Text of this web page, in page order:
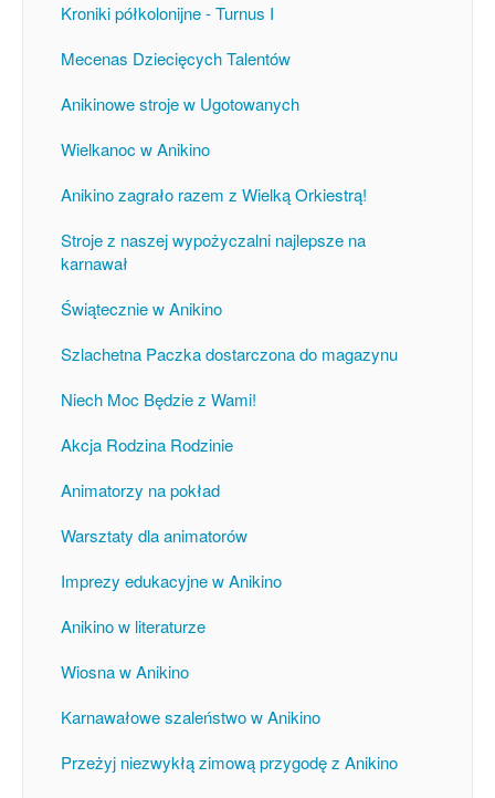
Kroniki półkolonijne - Turnus I
Mecenas Dziecięcych Talentów
Anikinowe stroje w Ugotowanych
Wielkanoc w Anikino
Anikino zagrało razem z Wielką Orkiestrą!
Stroje z naszej wypożyczalni najlepsze na
karnawał
Świątecznie w Anikino
Szlachetna Paczka dostarczona do magazynu
Niech Moc Będzie z Wami!
Akcja Rodzina Rodzinie
Animatorzy na pokład
Warsztaty dla animatorów
Imprezy edukacyjne w Anikino
Anikino w literaturze
Wiosna w Anikino
Karnawałowe szaleństwo w Anikino
Przeżyj niezwykłą zimową przygodę z Anikino